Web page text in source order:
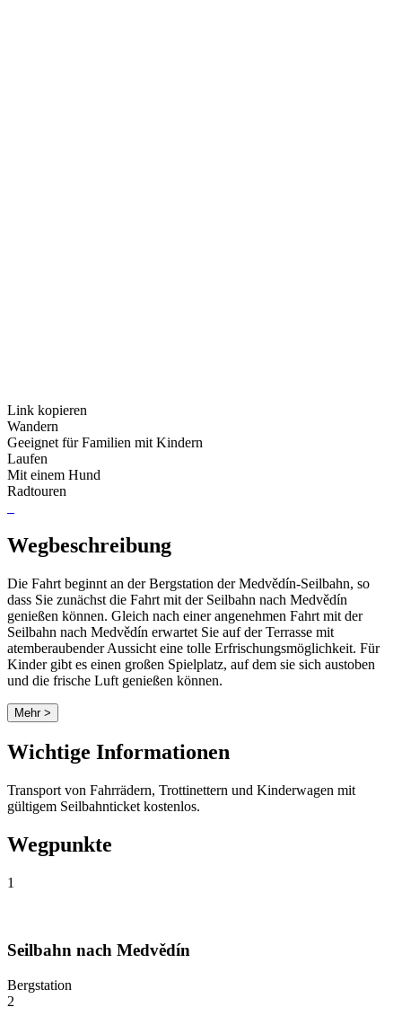
Link kopieren
Wandern
Geeignet für Familien mit Kindern
Laufen
Mit einem Hund
Radtouren
Wegbeschreibung
Die Fahrt beginnt an der Bergstation der Medvědín-Seilbahn, so
dass Sie zunächst die Fahrt mit der Seilbahn nach Medvědín
genießen können. Gleich nach einer angenehmen Fahrt mit der
Seilbahn nach Medvědín erwartet Sie auf der Terrasse mit
atemberaubender Aussicht eine tolle Erfrischungsmöglichkeit. Für
Kinder gibt es einen großen Spielplatz, auf dem sie sich austoben
und die frische Luft genießen können.
Mehr >
Wichtige Informationen
Transport von Fahrrädern, Trottinettern und Kinderwagen mit
gültigem Seilbahnticket kostenlos.
Wegpunkte
1
Seilbahn nach Medvědín
Bergstation
2